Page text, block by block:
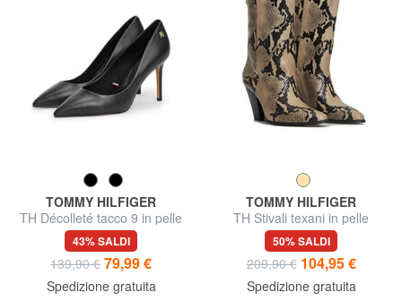
TOMMY HILFIGER
TH Décolleté tacco 9 in pelle
43% SALDI
139,90 € 79,99 €
Spedizione gratuita
TOMMY HILFIGER
TH Stivali texani in pelle
50% SALDI
209,90 € 104,95 €
Spedizione gratuita